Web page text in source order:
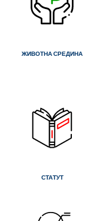
ЖИВОТНА СРЕДИНА
СТАТУТ